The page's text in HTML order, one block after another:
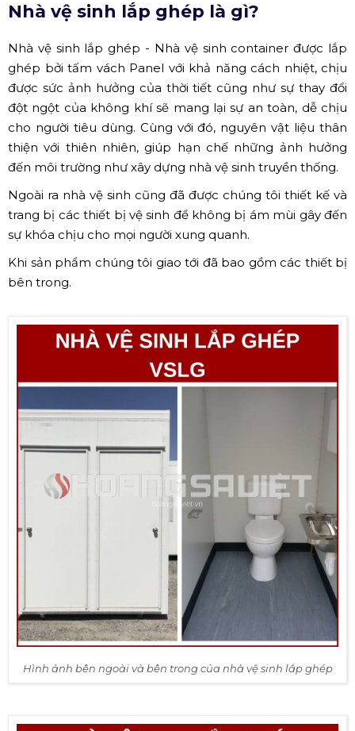
Nhà vệ sinh lắp ghép là gì?
Nhà vệ sinh lắp ghép - Nhà vệ sinh container được lắp
ghép bởi tấm vách Panel với khả năng cách nhiệt, chịu
được sức ảnh hưởng của thời tiết cũng như sự thay đổi
đột ngột của không khí sẽ mang lại sự an toàn, dễ chịu
cho người tiêu dùng. Cùng với đó, nguyên vật liệu thân
thiện với thiên nhiên, giúp hạn chế những ảnh hưởng
đến môi trường như xây dựng nhà vệ sinh truyền thống.
Ngoài ra nhà vệ sinh cũng đã được chúng tôi thiết kế và
trang bị các thiết bị vệ sinh để không bị ám mùi gây đến
sự khóa chịu cho mọi người xung quanh.
Khi sản phẩm chúng tôi giao tới đã bao gồm các thiết bị
bên trong.
Hình ảnh bên ngoài và bên trong của nhà vệ sinh lắp ghép